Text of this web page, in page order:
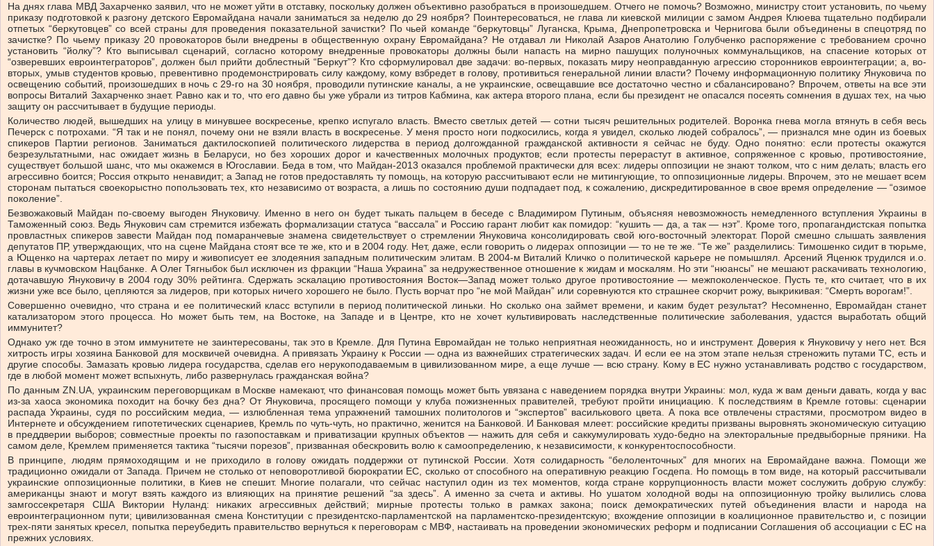
На днях глава МВД Захарченко заявил, что не может уйти в отставку, поскольку должен объективно разобраться в произошедшем. Отчего не помочь? Возможно, министру стоит установить, по чьему
приказу подготовкой к разгону детского Евромайдана начали заниматься за неделю до 29 ноября? Поинтересоваться, не глава ли киевской милиции с замом Андрея Клюева тщательно подбирали
отпетых “беркутовцев” со всей страны для проведения показательной зачистки? По чьей команде “беркутовцы” Луганска, Крыма, Днепропетровска и Чернигова были объединены в спецотряд по
зачистке? По чьему приказу 20 провокаторов были внедрены в общественную охрану Евромайдана? Не отдавал ли Николай Азаров Анатолию Голубченко распоряжение с требованием срочно
установить “йолку”? Кто выписывал сценарий, согласно которому внедренные провокаторы должны были напасть на мирно пашущих полуночных коммунальщиков, на спасение которых от
“озверевших евроинтеграторов”, должен был прийти доблестный “Беркут”? Кто сформулировал две задачи: во-первых, показать миру неоправданную агрессию сторонников евроинтеграции; а, во-
вторых, умыв студентов кровью, превентивно продемонстрировать силу каждому, кому взбредет в голову, противиться генеральной линии власти? Почему информационную политику Януковича по
освещению событий, произошедших в ночь с 29-го на 30 ноября, проводили путинские каналы, а не украинские, освещавшие все достаточно честно и сбалансировано? Впрочем, ответы на все эти
вопросы Виталий Захарченко знает. Равно как и то, что его давно бы уже убрали из титров Кабмина, как актера второго плана, если бы президент не опасался посеять сомнения в душах тех, на чью
защиту он рассчитывает в будущие периоды.
Количество людей, вышедших на улицу в минувшее воскресенье, крепко испугало власть. Вместо светлых детей — сотни тысяч решительных родителей. Воронка гнева могла втянуть в себя весь
Печерск с потрохами. “Я так и не понял, почему они не взяли власть в воскресенье. У меня просто ноги подкосились, когда я увидел, сколько людей собралось”, — признался мне один из боевых
спикеров Партии регионов. Заниматься дактилоскопией политического лидерства в период долгожданной гражданской активности я сейчас не буду. Одно понятно: если протесты окажутся
безрезультатными, нас ожидает жизнь в Беларуси, но без хороших дорог и качественных молочных продуктов; если протесты перерастут в активное, сопряженное с кровью, противостояние,
существует большой шанс, что мы окажемся в Югославии. Беда в том, что Майдан-2013 оказался проблемой практически для всех: лидеры оппозиции не знают толком, что с ним делать; власть его
агрессивно боится; Россия открыто ненавидит; а Запад не готов предоставлять ту помощь, на которую рассчитывают если не митингующие, то оппозиционные лидеры. Впрочем, это не мешает всем
сторонам пытаться своекорыстно попользовать тех, кто независимо от возраста, а лишь по состоянию души подпадает под, к сожалению, дискредитированное в свое время определение — “озимое
поколение”.
Безвожаковый Майдан по-своему выгоден Януковичу. Именно в него он будет тыкать пальцем в беседе с Владимиром Путиным, объясняя невозможность немедленного вступления Украины в
Таможенный союз. Ведь Янукович сам стремится избежать формализации статуса “вассала” и Россию гарант любит как помидор: “кушить — да, а так — нэт”. Кроме того, пропагандистская попытка
провластных спикеров завести Майдан под помаранчевые знамена свидетельствует о стремлении Януковича консолидировать свой юго-восточный электорат. Порой смешно слышать заявления
депутатов ПР, утверждающих, что на сцене Майдана стоят все те же, кто и в 2004 году. Нет, даже, если говорить о лидерах оппозиции — то не те же. “Те же” разделились: Тимошенко сидит в тюрьме,
а Ющенко на чартерах летает по миру и живописует ее злодеяния западным политическим элитам. В 2004-м Виталий Кличко о политической карьере не помышлял. Арсений Яценюк трудился и.о.
главы в кучмовском Нацбанке. А Олег Тягныбок был исключен из фракции “Наша Украина” за недружественное отношение к жидам и москалям. Но эти “нюансы” не мешают раскачивать технологию,
дотачавшую Януковичу в 2004 году 30% рейтинга. Сдержать эскалацию противостояния Восток—Запад может только другое противостояние — межпоколенческое. Пусть те, кто считает, что в их
жизни уже все было, цепляются за лидеров, при которых ничего хорошего не было. Пусть ворчат про “не мой Майдан” или соревнуются кто страшнее скорчит рожу, выкрикивая: “Смерть ворогам!”.
Совершенно очевидно, что страна и ее политический класс вступили в период политической линьки. Но сколько она займет времени, и каким будет результат? Несомненно, Евромайдан станет
катализатором этого процесса. Но может быть тем, на Востоке, на Западе и в Центре, кто не хочет культивировать наследственные политические заболевания, удастся выработать общий
иммунитет?
Однако уж где точно в этом иммунитете не заинтересованы, так это в Кремле. Для Путина Евромайдан не только неприятная неожиданность, но и инструмент. Доверия к Януковичу у него нет. Вся
хитрость игры хозяина Банковой для москвичей очевидна. А привязать Украину к России — одна из важнейших стратегических задач. И если ее на этом этапе нельзя стреножить путами ТС, есть и
другие способы. Замазать кровью лидера государства, сделав его нерукоподаваемым в цивилизованном мире, а еще лучше — всю страну. Кому в ЕС нужно устанавливать родство с государством,
где в любой момент может вспыхнуть, либо развернулась гражданская война?
По данным ZN.UA, украинским переговорщикам в Москве намекают, что финансовая помощь может быть увязана с наведением порядка внутри Украины: мол, куда ж вам деньги давать, когда у вас
из-за хаоса экономика походит на бочку без дна? От Януковича, просящего помощи у клуба пожизненных правителей, требуют пройти инициацию. К последствиям в Кремле готовы: сценарии
распада Украины, судя по российским медиа, — излюбленная тема упражнений тамошних политологов и “экспертов” василькового цвета. А пока все отвлечены страстями, просмотром видео в
Интернете и обсуждением гипотетических сценариев, Кремль по чуть-чуть, но практично, женится на Банковой. И Банковая млеет: российские кредиты призваны выровнять экономическую ситуацию
в преддверии выборов; совместные проекты по газопоставкам и приватизации крупных объектов — нажить для себя и саккумулировать худо-бедно на электоральные предвыборные пряники. На
самом деле, Кремлем применяется тактика “тысячи порезов”, призванная обескровить волю к самоопределению, к независимости, к конкурентоспособности.
В принципе, людям прямоходящим и не приходило в голову ожидать поддержки от путинской России. Хотя солидарность “белоленточных” для многих на Евромайдане важна. Помощи же
традиционно ожидали от Запада. Причем не столько от неповоротливой бюрократии ЕС, сколько от способного на оперативную реакцию Госдепа. Но помощь в том виде, на который рассчитывали
украинские оппозиционные политики, в Киев не спешит. Многие полагали, что сейчас наступил один из тех моментов, когда стране коррупционность власти может сослужить добрую службу:
американцы знают и могут взять каждого из влияющих на принятие решений “за здесь”. А именно за счета и активы. Но ушатом холодной воды на оппозиционную тройку вылились слова
замгоссекретаря США Виктории Нуланд: никаких агрессивных действий; мирные протесты только в рамках закона; поиск демократических путей объединения власти и народа на
евроинтеграционном пути; цивилизованная смена Конституции с президентско-парламентской на парламентско-президентскую; вхождение оппозиции в коалиционное правительство и, с позиции
трех-пяти занятых кресел, попытка переубедить правительство вернуться к переговорам с МВФ, настаивать на проведении экономических реформ и подписании Соглашения об ассоциации с ЕС на
прежних условиях.